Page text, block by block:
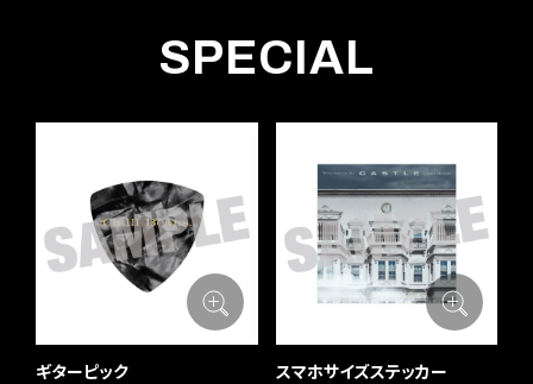
SPECIAL
ギターピック
スマホサイズステッカー